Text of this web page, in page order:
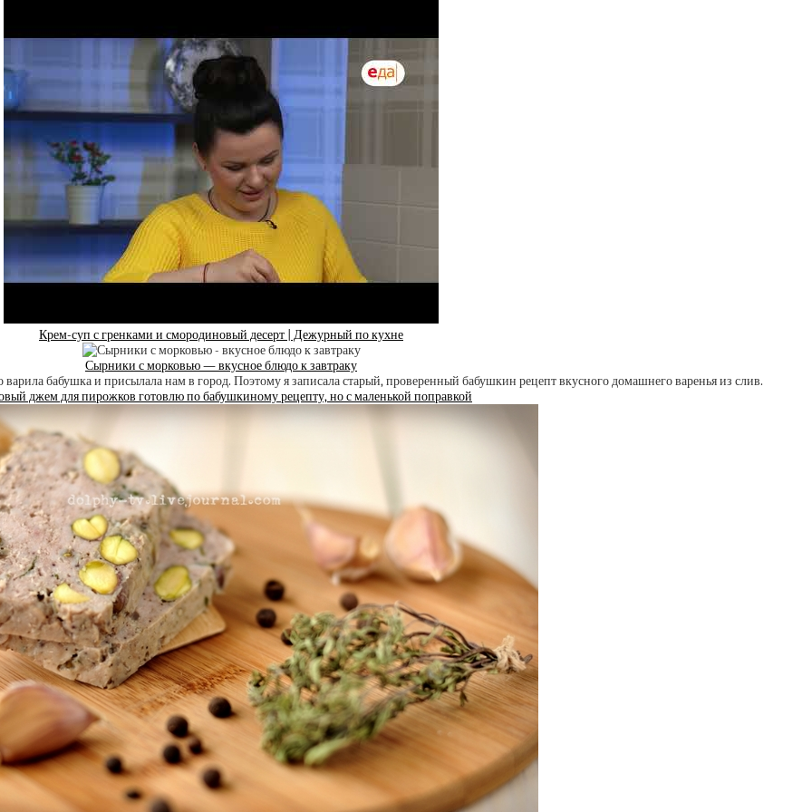
Крем-суп с гренками и смородиновый десерт | Дежурный по кухне
Сырники с морковью — вкусное блюдо к завтраку
джем для пирожков готовлю по бабушкиному рецепту, но с маленькой поправкой